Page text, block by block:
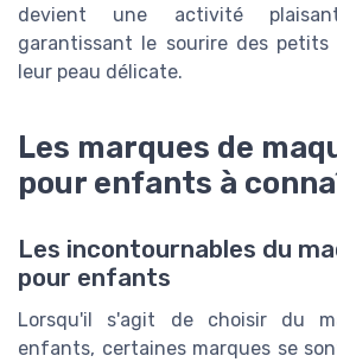
devient une activité
garantissant le sourire des
leur peau délicate.
Les marques de
pour enfants à
Les incontournables du
pour enfants
Lorsqu'il s'agit de choisir du
enfants, certaines marques se